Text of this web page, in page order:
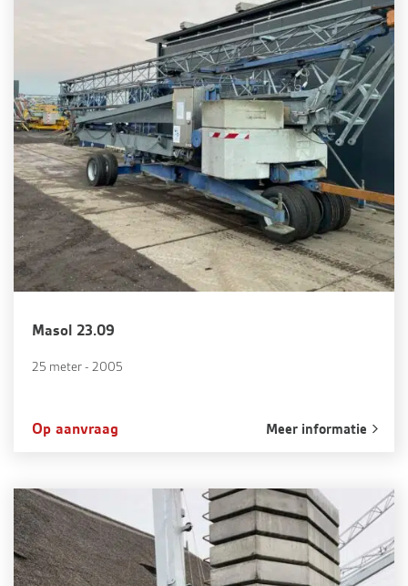
Masol 23.09
25 meter - 2005
Op aanvraag Meer informatie